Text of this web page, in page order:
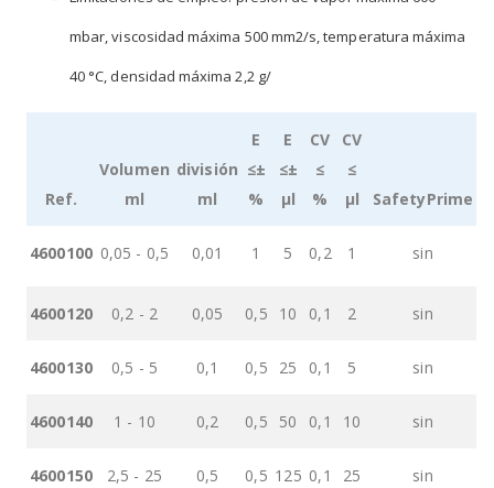
mbar, viscosidad máxima 500 mm2/s, temperatura máxima
40 °C, densidad máxima 2,2 g/
Ref.
Volumen
ml
división
ml
E
≤±
%
E
≤±
µl
CV
≤
%
CV
≤
µl
SafetyPrime
4600100 0,05 - 0,5 0,01 1 5 0,2 1 sin
4600120 0,2 - 2 0,05 0,5 10 0,1 2 sin
4600130 0,5 - 5 0,1 0,5 25 0,1 5 sin
4600140 1 - 10 0,2 0,5 50 0,1 10 sin
4600150 2,5 - 25 0,5 0,5 125 0,1 25 sin